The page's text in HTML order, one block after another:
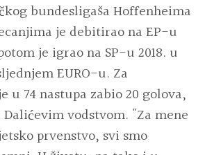
bundesligaša Hoffenheima
je debitirao na EP-u
je igrao na SP-u 2018. u
EURO-u. Za
u 74 nastupa zabio 20 golova,
vodstvom. "Za mene
prvenstvo, svi smo